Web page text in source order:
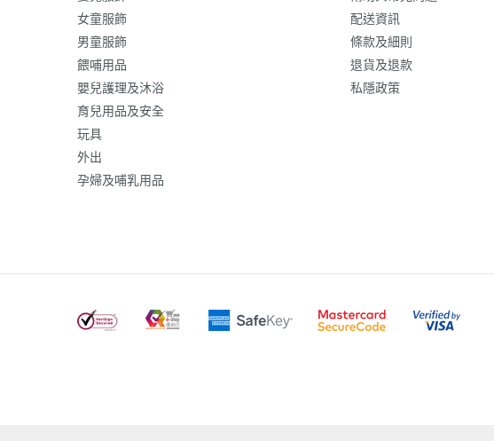
女童服飾
男童服飾
餵哺用品
嬰兒護理及沐浴
育兒用品及安全
玩具
外出
孕婦及哺乳用品
配送資訊
條款及細則
退貨及退款
私隱政策